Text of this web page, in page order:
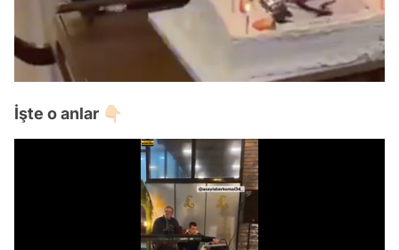
İşte o anlar 👇🏻